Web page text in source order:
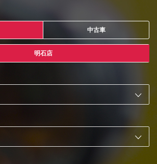
中古車
明石店